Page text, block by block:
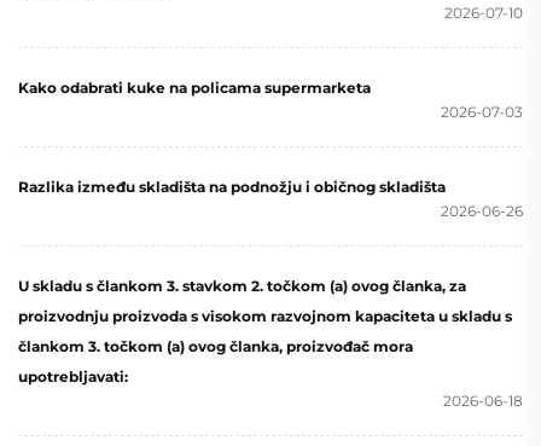
2026-07-10
Kako odabrati kuke na policama supermarketa
2026-07-03
Razlika između skladišta na podnožju i običnog skladišta
2026-06-26
U skladu s člankom 3. stavkom 2. točkom (a) ovog članka, za
proizvodnju proizvoda s visokom razvojnom kapaciteta u skladu s
člankom 3. točkom (a) ovog članka, proizvođač mora
upotrebljavati:
2026-06-18